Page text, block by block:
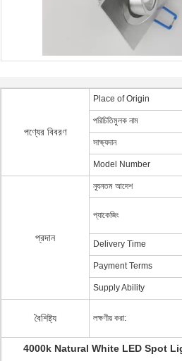
পণ্যের বিবরণ
Place of Origin
পরিচিতিমুলক নাম
সাক্ষ্যদান
Model Number
প্রদান
ন্যূনতম আদেশ
প্যাকেজিং
Delivery Time
Payment Terms
Supply Ability
বৈশিষ্ট্য লক্ষণীয় করা:
4000k Natural White LED Spot